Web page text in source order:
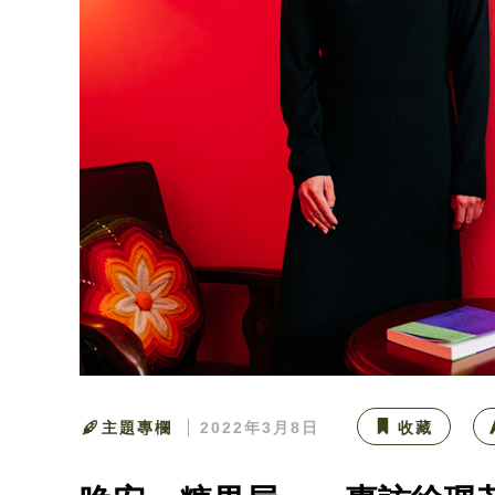
主題專欄 2022年3月8日 收藏